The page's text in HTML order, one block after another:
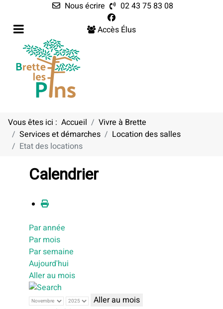
Nous écrire
02 43 75 83 08
Accès Élus
Vous êtes ici : Accueil
Vivre à Brette
Services et démarches
Location des salles
Etat des locations
Calendrier
Par année
Par mois
Par semaine
Aujourd'hui
Aller au mois
Aller au mois